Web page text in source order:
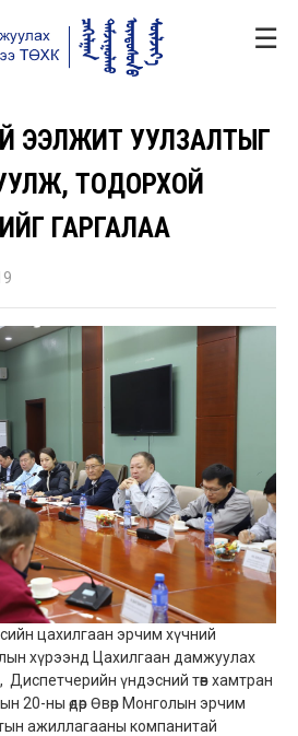
☰
ЭЭЛЖИТ УУЛЗАЛТЫГ
ТОДОРХОЙ
ГАРГАЛАА
цахилгаан эрчим хүчний
хүрээнд Цахилгаан дамжуулах
үндэсний төв хамтран
20-ны өдөр Өвөр Монголын эрчим
ажиллагааны компанитай